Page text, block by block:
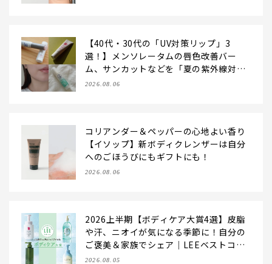
【40代・30代の「UV対策リップ」3
選！】メンソレータムの唇色改善バー
ム、サンカットなどを「夏の紫外線対
策」に愛用中です【LEE読者のイチ押し
2026.08.06
コリアンダー＆ペッパーの心地よい香り
【イソップ】新ボディクレンザーは自分
へのごほうびにもギフトにも！
2026.08.06
2026上半期【ボディケア大賞4選】皮脂
や汗、ニオイが気になる季節に！自分の
ご褒美＆家族でシェア｜LEEベストコス
メ
2026.08.05